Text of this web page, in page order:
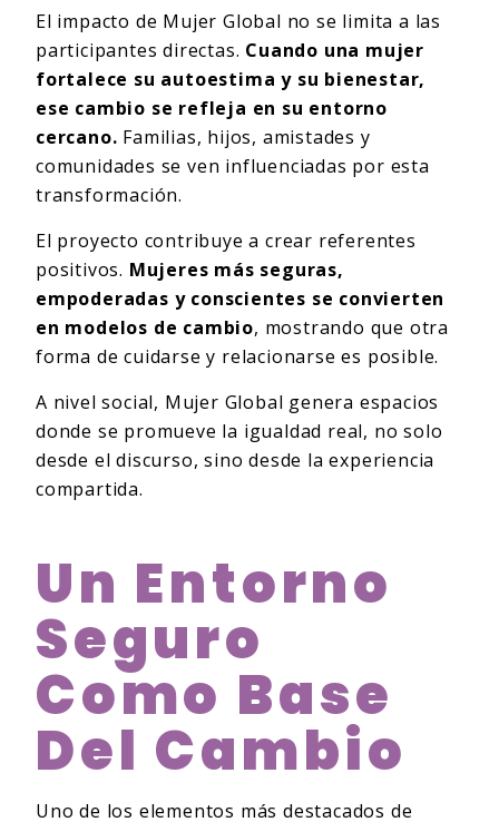
El impacto de Mujer Global no se limita a las
participantes directas. Cuando una mujer
fortalece su autoestima y su bienestar,
ese cambio se refleja en su entorno
cercano. Familias, hijos, amistades y
comunidades se ven influenciadas por esta
transformación.
El proyecto contribuye a crear referentes
positivos. Mujeres más seguras,
empoderadas y conscientes se convierten
en modelos de cambio, mostrando que otra
forma de cuidarse y relacionarse es posible.
A nivel social, Mujer Global genera espacios
donde se promueve la igualdad real, no solo
desde el discurso, sino desde la experiencia
compartida.
Un Entorno
Seguro
Como Base
Del Cambio
Uno de los elementos más destacados de